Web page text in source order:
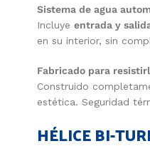
Sistema de agua
Incluye entrada y
en su interior, sin
Fabricado para
Construido
estética. Seguridad
HÉLICE BI-